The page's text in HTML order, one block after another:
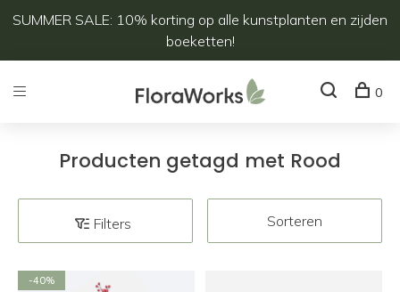
SUMMER SALE: 10% korting op alle kunstplanten en zijden
boeketten!
0
Producten getagd met Rood
Filters Sorteren
-40%